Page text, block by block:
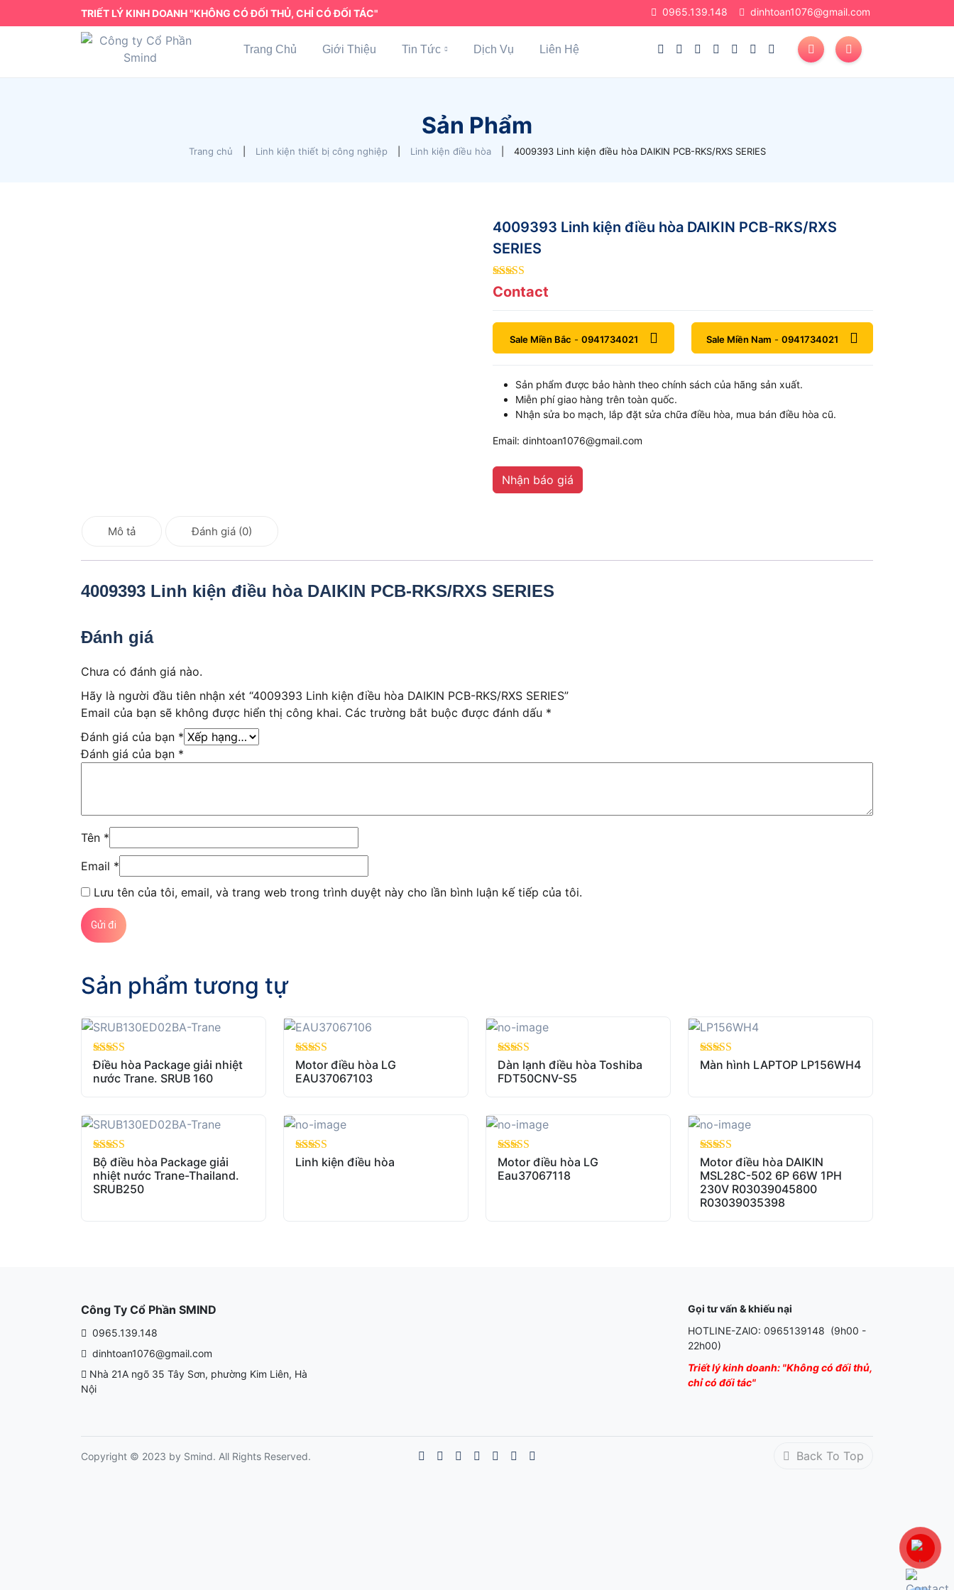
TRIẾT LÝ KINH DOANH "KHÔNG CÓ ĐỐI THỦ, CHỈ CÓ ĐỐI TÁC" 0965.139.148 dinhtoan1076@gmail.com
Trang Chủ Giới Thiệu Tin Tức Dịch Vụ Liên Hệ
Sản Phẩm
Trang chủ Linh kiện thiết bị công nghiệp Linh kiện điều hòa 4009393 Linh kiện điều hòa DAIKIN PCB-RKS/RXS SERIES
4009393 Linh kiện điều hòa DAIKIN PCB-RKS/RXS
SERIES
5out of 5
Contact
Sale Miền Bắc - 0941734021 Sale Miền Nam -0941734021
Sản phẩm được bảo hành theo chính sách của hãng sản xuất.
Miễn phí giao hàng trên toàn quốc.
Nhận sửa bo mạch, lắp đặt sửa chữa điều hòa, mua bán điều hòa cũ.
Email: dinhtoan1076@gmail.com
Nhận báo giá
Mô tả Đánh giá (0)
4009393 Linh kiện điều hòa DAIKIN PCB-RKS/RXS SERIES
Đánh giá
Chưa có đánh giá nào.
Hãy là người đầu tiên nhận xét “4009393 Linh kiện điều hòa DAIKIN PCB-RKS/RXS SERIES”
Email của bạn sẽ không được hiển thị công khai. Các trường bắt buộc được đánh dấu *
Đánh giá của bạn *
Đánh giá của bạn *
Tên *
Email *
Lưu tên của tôi, email, và trang web trong trình duyệt này cho lần bình luận kế tiếp của tôi.
Sản phẩm tương tự
out of 5
Điều hòa Package giải nhiệt
nước Trane. SRUB 160
out of 5
Motor điều hòa LG
EAU37067103
out of 5
Dàn lạnh điều hòa Toshiba
FDT50CNV-S5
out of 5
Màn hình LAPTOP LP156WH4
out of 5
Bộ điều hòa Package giải
nhiệt nước Trane-Thailand.
SRUB250
out of 5
Linh kiện điều hòa out of 5
Motor điều hòa LG
Eau37067118
out of 5
Motor điều hòa DAIKIN
MSL28C-502 6P 66W 1PH
230V R03039045800
R03039035398
Công Ty Cổ Phần SMIND
0965.139.148
dinhtoan1076@gmail.com
Nhà 21A ngõ 35 Tây Sơn, phường Kim Liên, Hà
Nội
Gọi tư vấn & khiếu nại
HOTLINE-ZAlO: 0965139148 (9h00 -
22h00)
Triết lý kinh doanh: "Không có đối thủ,
chỉ có đối tác"
Copyright © 2023 by Smind. All Rights Reserved. Back To Top